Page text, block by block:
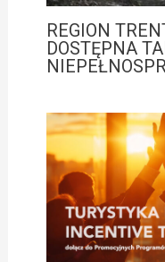
REGION
DOSTĘPNA